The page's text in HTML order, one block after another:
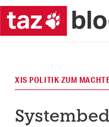
XIS POLITIK ZUM